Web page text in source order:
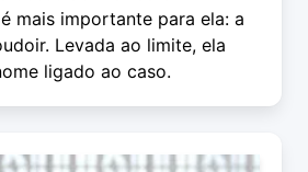
mais importante para ela: a
Levada ao limite, ela
ligado ao caso.